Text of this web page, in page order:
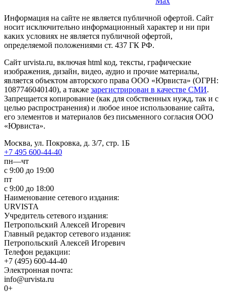
Информация на сайте не является публичной офертой. Cайт
носит исключительно информационный характер и ни при
каких условиях не является публичной офертой,
определяемой положениями ст. 437 ГК РФ.
Сайт urvista.ru, включая html код, тексты, графические
изображения, дизайн, видео­, аудио­ и прочие материалы,
является объектом авторского права ООО «Юрвиста» (ОГРН:
1087746040140), а также зарегистрирован в качестве СМИ.
Запрещается копирование (как для собственных нужд, так и с
целью распространения) и любое иное использование сайта,
его элементов и материалов без письменного согласия ООО
«Юрвиста».
Москва, ул. Покровка, д. 3/7, стр. 1Б
+7 495 600-44-40
пн—чт
с 9:00 до 19:00
пт
с 9:00 до 18:00
Наименование сетевого издания:
URVISTA
Учредитель сетевого издания:
Петропольский Алексей Игоревич
Главный редактор сетевого издания:
Петропольский Алексей Игоревич
Телефон редакции:
+7 (495) 600-44-40
Электронная почта:
info@urvista.ru
0+